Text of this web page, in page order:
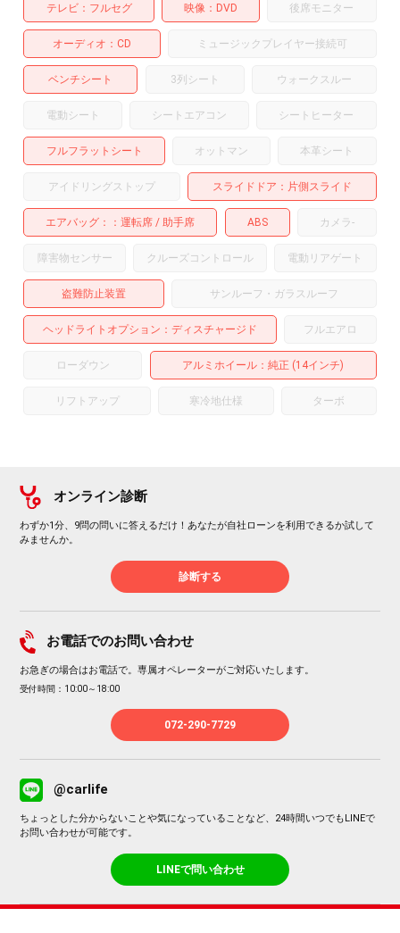
テレビ フルセグ 映像 DVD 後席モニター
オーディオ CD ミュージックプレイヤー接続可
ベンチシート 3列シート ウォークスルー
電動シート シートエアコン シートヒーター
フルフラットシート オットマン 本革シート
アイドリングストップ スライドドア 片側スライド
エアバッグ： 運転席 助手席 ABS カメラ-
障害物センサー クルーズコントロール 電動リアゲート
盗難防止装置 サンルーフ・ガラスルーフ
ヘッドライトオプション ディスチャージド フルエアロ
ローダウン アルミホイール ：純正 (14インチ)
リフトアップ 寒冷地仕様 ターボ
オンライン診断
わずか1分、9問の問いに答えるだけ！あなたが自社ローンを利用できるか試して
みませんか。
診断する
お電話でのお問い合わせ
お急ぎの場合はお電話で。専属オペレーターがご対応いたします。
受付時間：10:00～18:00
072-290-7729
@carlife
ちょっとした分からないことや気になっていることなど、24時間いつでもLINEで
お問い合わせが可能です。
LINEで問い合わせ